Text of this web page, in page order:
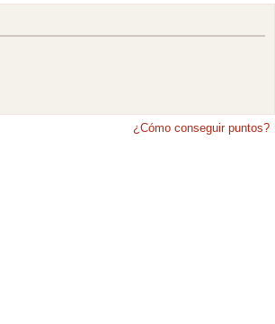
¿Cómo conseguir puntos?